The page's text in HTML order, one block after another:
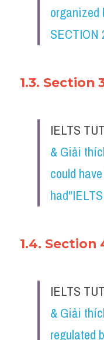
organized
SECTION
1.3. Section
IELTS
& Giải
could
1.4. Section
IELTS
& Giải
regulated